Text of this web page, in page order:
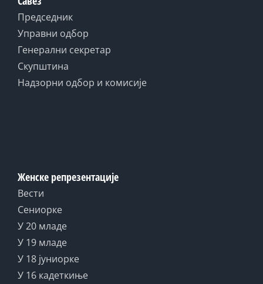
Председник
Управни одбор
Генерални секретар
Скупштина
Надзорни одбор и комисије
Женске репрезентације
Вести
Сениорке
У 20 младе
У 19 младе
У 18 јуниорке
У 16 кадеткиње